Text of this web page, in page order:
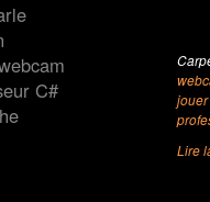
C#
Lire